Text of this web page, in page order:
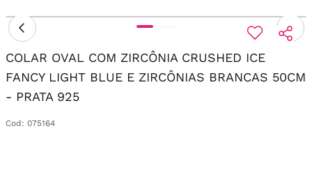
COLAR OVAL COM ZIRCÔNIA CRUSHED ICE
FANCY LIGHT BLUE E ZIRCÔNIAS BRANCAS 50CM
- PRATA 925
Cod : 075164